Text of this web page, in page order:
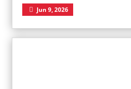
Jun 9, 2026